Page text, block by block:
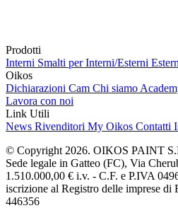
Prodotti
Interni Smalti per Interni/Esterni
Oikos
Dichiarazioni Cam Chi siamo
Lavora con noi
Link Utili
News Rivenditori My Oikos Contatti
© Copyright 2026. OIKOS PAINT
Sede legale in Gatteo (FC), Via
1.510.000,00 € i.v. - C.F. e P.IVA
iscrizione al Registro delle imprese di
446356